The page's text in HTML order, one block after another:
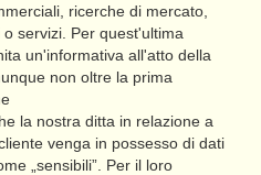
ricerche di mercato,
servizi. Per quest'ultima
un'informativa all'atto della
non oltre la prima
la nostra ditta in relazione a
venga in possesso di dati
„sensibili”. Per il loro